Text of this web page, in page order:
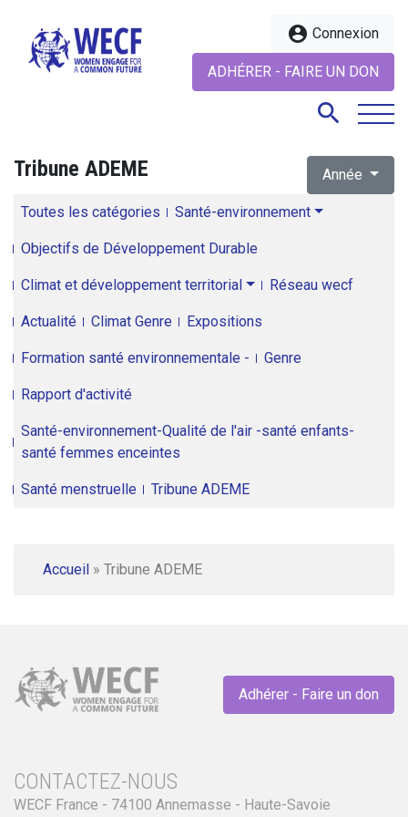
account_circle Connexion
ADHÉRER - FAIRE UN DON
search
Tribune ADEME Année
Toutes les catégories Santé-environnement
Objectifs de Développement Durable
Climat et développement territorial Réseau wecf
Actualité Climat Genre Expositions
Formation santé environnementale - Genre
Rapport d'activité
Santé-environnement-Qualité de l'air -santé enfants-
santé femmes enceintes
Santé menstruelle Tribune ADEME
Accueil » Tribune ADEME
Adhérer - Faire un don
CONTACTEZ-NOUS
WECF France - 74100 Annemasse - Haute-Savoie